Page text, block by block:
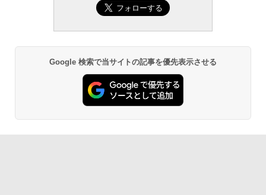
Google 検索で当サイトの記事を優先表示させる